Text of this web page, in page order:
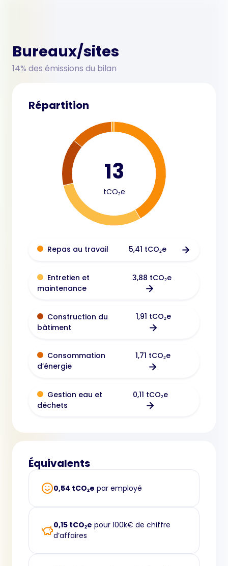
Bureaux/sites
14% des émissions du bilan
Répartition
13
tCO₂e
Repas au travail 5,41 tCO₂e
Entretien et
maintenance
3,88 tCO₂e
Construction du
bâtiment
1,91 tCO₂e
Consommation
d’énergie
1,71 tCO₂e
Gestion eau et
déchets
0,11 tCO₂e
Équivalents
0,54 tCO₂e par employé
0,15 tCO₂e pour 100k€ de chiffre
d’affaires